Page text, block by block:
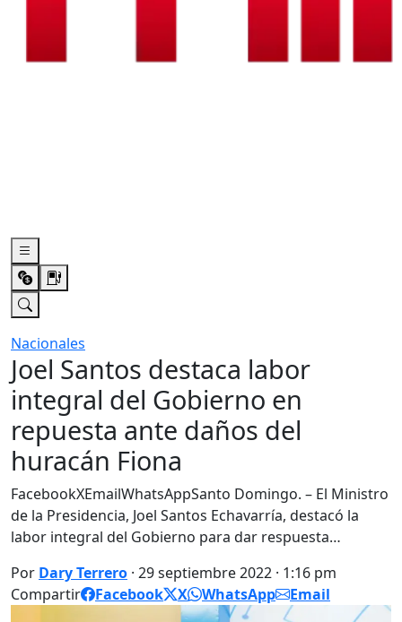
Nacionales
Joel Santos destaca labor
integral del Gobierno en
repuesta ante daños del
huracán Fiona
FacebookXEmailWhatsAppSanto Domingo. – El Ministro
de la Presidencia, Joel Santos Echavarría, destacó la
labor integral del Gobierno para dar respuesta…
Por Dary Terrero · 29 septiembre 2022 · 1:16 pm
Compartir
Facebook X WhatsApp Email